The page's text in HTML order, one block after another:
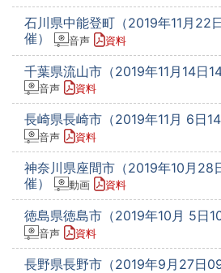
石川県中能登町（2019年11月22
催）
音声 資料
千葉県流山市（2019年11月14日
音声 資料
長崎県長崎市（2019年11月 6日
音声 資料
神奈川県座間市（2019年10月28
催）
動画 資料
徳島県徳島市（2019年10月 5日
音声 資料
長野県長野市（2019年9月27日